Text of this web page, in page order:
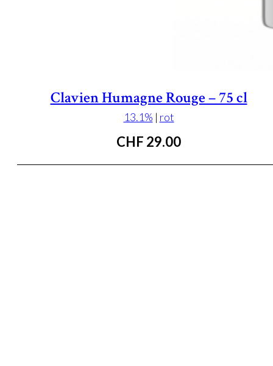
Clavien Humagne Rouge – 75 cl
13.1% | rot
CHF 29.00